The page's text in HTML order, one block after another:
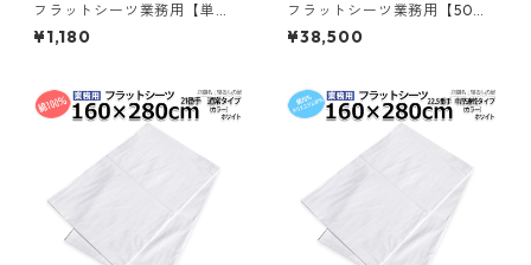
フラットシーツ業務用【単
品】綿100% 150×250cm シン
グルサイズ メール便（ポスト
宿 民泊／367237030
¥1,180
フラットシーツ業務用【50枚
入】綿100% 150×250cm シン
グルサイズ 敷きシーツ ホワイ
¥38,500